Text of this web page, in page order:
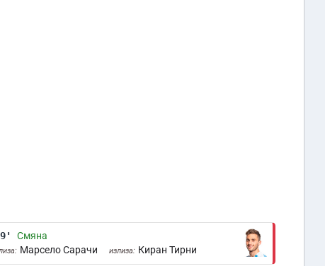
Смяна
Марсело Сарачи излиза: Киран Тирни